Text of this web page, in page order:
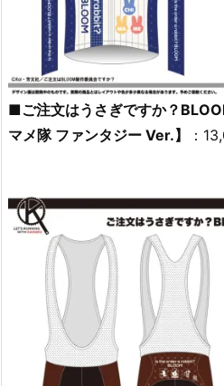
■ご注文はうさぎですか？
マメ隊 ファンタジー Ver.】
：